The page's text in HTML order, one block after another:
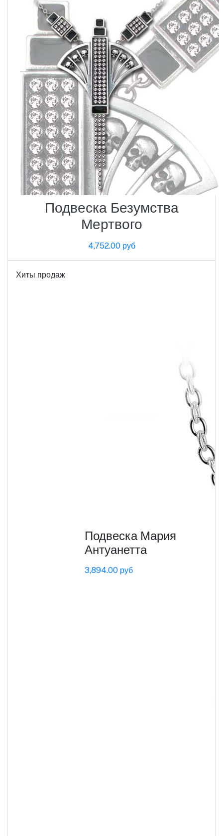
Подвеска Безумства
Мертвого
4,752.00 руб
Хиты продаж
Подвеска Мария
Антуанетта
3,894.00 руб